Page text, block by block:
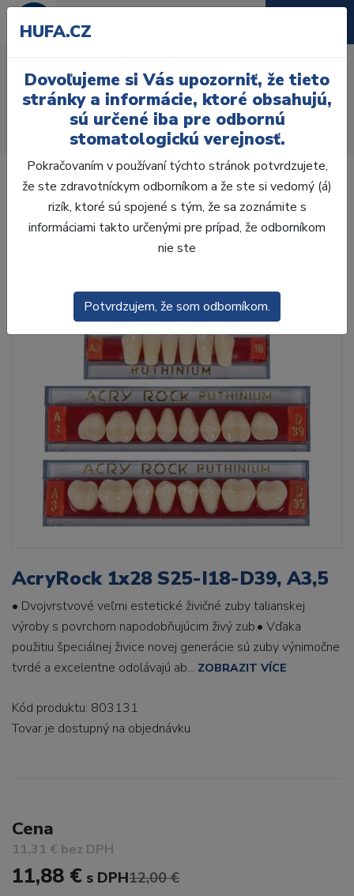
D39, A3,5
Zuby
AcryRock
AcryRock 1x28 S25-I18-D39, A3,5
AcryRock 1x28 S25-I18-D39, A3,5
• Dvojvrstvové veľmi estetické živičné zuby talianskej
výroby s povrchom napodobňujúcim živý zub.• Vďaka
použitiu špeciálnej živice novej generácie sú zuby výnimočne
tvrdé a excelentne odolávajú ab... ZOBRAZIT VÍCE
Kód produktu: 803131
Tovar je dostupný na objednávku
Cena
11,31 € bez DPH
11,88 € s DPH12,00 €
HUFA.CZ
Dovoľujeme si Vás upozorniť, že tieto
stránky a informácie, ktoré obsahujú,
sú určené iba pre odbornú
stomatologickú verejnosť.
Pokračovaním v používaní týchto stránok potvrdzujete,
že ste zdravotníckym odborníkom a že ste si vedomý (á)
rizík, ktoré sú spojené s tým, že sa zoznámite s
informáciami takto určenými pre prípad, že odborníkom
nie ste
Potvrdzujem, že som odborníkom.